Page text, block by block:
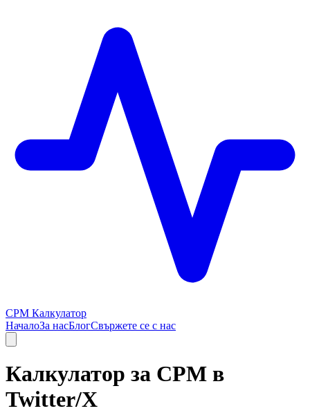
CPM Калкулатор
НачалоЗа насБлогСвържете се с нас
Калкулатор за CPM в
Twitter/X